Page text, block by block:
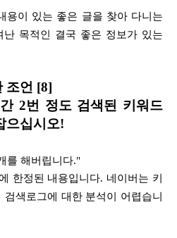
용이 있는 좋은 글을 찾아 다니는
난 목적인 결국 좋은 정보가 있는
조언 [8]
2번 정도 검색된 키워드
으십시오!
를 해버립니다."
한정된 내용입니다. 네이버는 키
색로그에 대한 분석이 어렵습니